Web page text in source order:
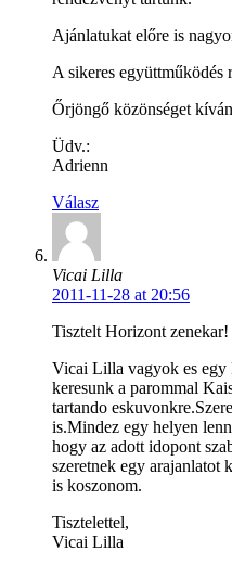
Ajánlatukat előre is
A sikeres együttműködés
Őrjöngő közönséget
Üdv.:
Adrienn
Válasz
Vicai Lilla
2011-11-28 at 20:56
Tisztelt Horizont zenekar!
Vicai Lilla vagyok es
keresunk a parommal
tartando
is.Mindez egy helyen
hogy az adott idopont
szeretnek egy arajanlatot
is koszonom.
Tisztelettel,
Vicai Lilla